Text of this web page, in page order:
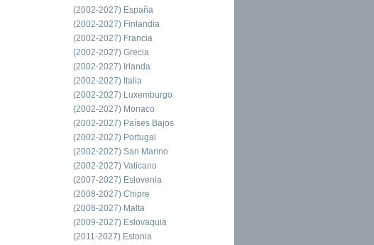
(2002-2027) España
(2002-2027) Finlandia
(2002-2027) Francia
(2002-2027) Grecia
(2002-2027) Irlanda
(2002-2027) Italia
(2002-2027) Luxemburgo
(2002-2027) Monaco
(2002-2027) Países Bajos
(2002-2027) Portugal
(2002-2027) San Marino
(2002-2027) Vaticano
(2007-2027) Eslovenia
(2008-2027) Chipre
(2008-2027) Malta
(2009-2027) Eslovaquia
(2011-2027) Estonia